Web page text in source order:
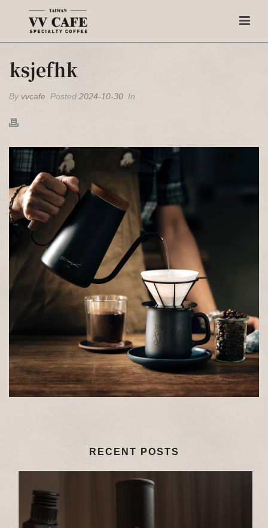
ksjefhk
By vvcafe Posted 2024-10-30 In
RECENT POSTS